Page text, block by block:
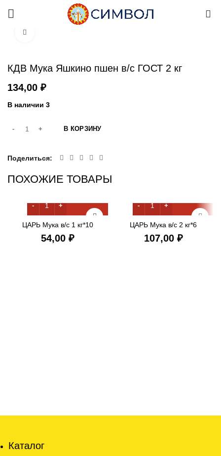
КДВ Мука Яшкино пшен в/с ГОСТ 2 кг
₽
В наличии 3
В КОРЗИНУ
Поделиться
ПОХОЖИЕ ТОВАРЫ
ЦАРЬ Мука в/с 1 кг*10
₽
ЦАРЬ Мука в/с 2 кг*6
₽
Каталог